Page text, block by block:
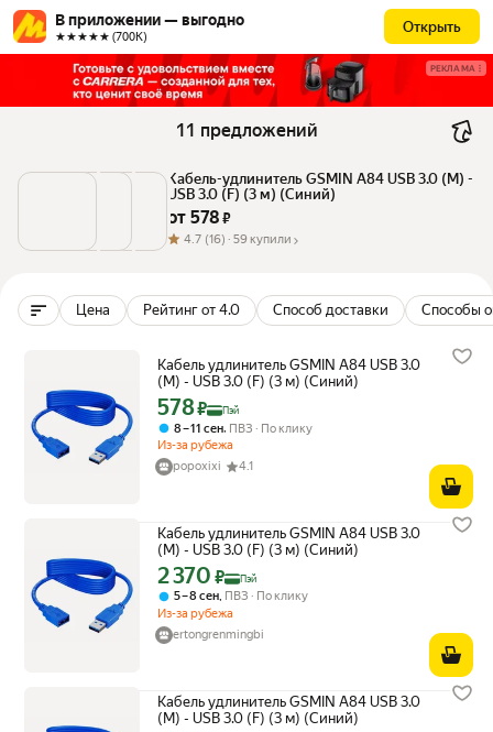
В приложении — выгодно
★★★★★ (700К)
Открыть
РЕКЛАМА
11 предложений
Кабель-удлинитель GSMIN A84 USB 3.0 (M) -
USB 3.0 (F) (3 м) (Синий)
от 578 ₽
4.7 (16) · 59 купили
Цена Рейтинг от 4.0 Способ доставки Способы
Кабель удлинитель GSMIN A84 USB 3.0
(M) - USB 3.0 (F) (3 м) (Синий)
Цена с картой Яндекс Пэй 578 ₽ вместо
578₽ Пэй
8 – 11 сен, ПВЗ
По клику
Из-за рубежа
popoxixi
4.1
Кабель удлинитель GSMIN A84 USB 3.0
(M) - USB 3.0 (F) (3 м) (Синий)
Цена с картой Яндекс Пэй 2370 ₽ вместо
2 370 ₽ Пэй
5 – 8 сен, ПВЗ
По клику
Из-за рубежа
ertongrenmingbi
Кабель удлинитель GSMIN A84 USB 3.0
(M) - USB 3.0 (F) (3 м) (Синий)